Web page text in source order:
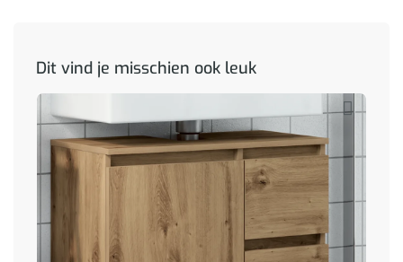
Dit vind je misschien ook leuk